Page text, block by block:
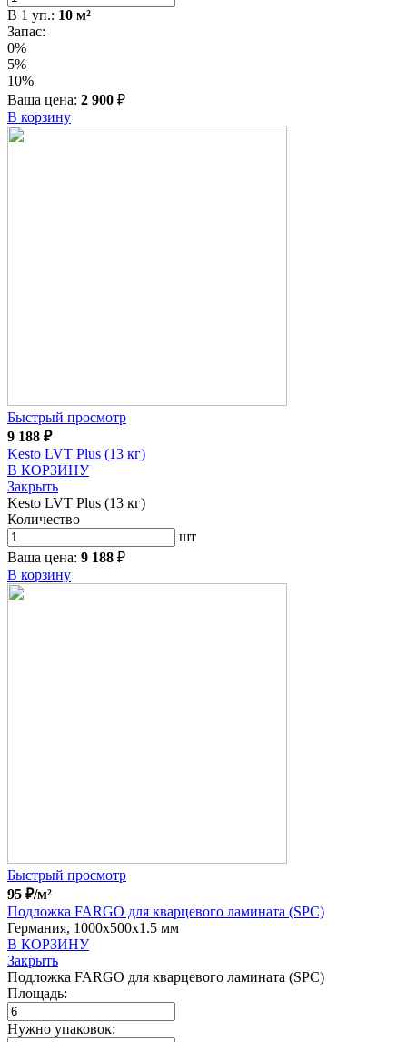
В 1 уп.: 10 м²
Запас:
0%
5%
10%
Ваша цена: 2 900 ₽
В корзину
Быстрый просмотр
9 188 ₽
Kesto LVT Plus (13 кг)
В КОРЗИНУ
Закрыть
Kesto LVT Plus (13 кг)
Количество
шт
Ваша цена: 9 188 ₽
В корзину
Быстрый просмотр
95 ₽/м²
Подложка FARGO для кварцевого ламината (SPC)
Германия, 1000x500x1.5 мм
В КОРЗИНУ
Закрыть
Подложка FARGO для кварцевого ламината (SPC)
Площадь:
Нужно упаковок: